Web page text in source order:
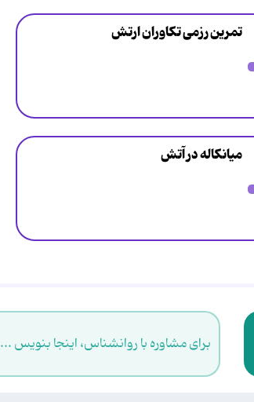
تمرین رزمی تکاوران ارتش
میانکاله در آتش
برای مشاوره با روانشناس، اینجا بنویس ...